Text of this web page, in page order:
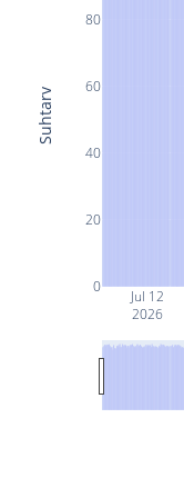
Jul 12
2026
0
20
40
60
80
Suhtarv